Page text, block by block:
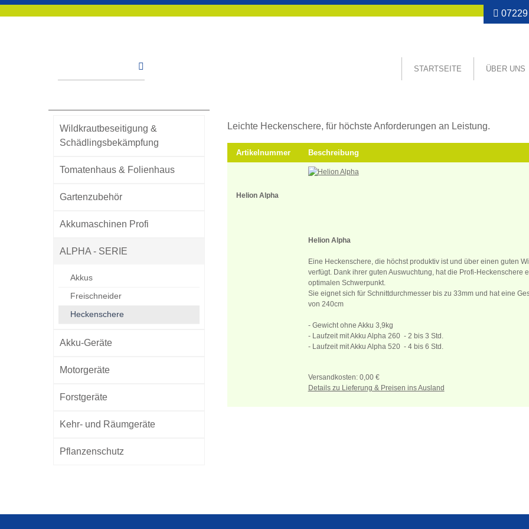
STARTSEITE ÜBER UNS
Wildkrautbeseitigung &
Schädlingsbekämpfung
Tomatenhaus & Folienhaus
Gartenzubehör
Akkumaschinen Profi
ALPHA - SERIE
Akkus
Freischneider
Heckenschere
Akku-Geräte
Motorgeräte
Forstgeräte
Kehr- und Räumgeräte
Pflanzenschutz
Leichte Heckenschere, für höchste Anforderungen an Leistung.
Artikelnummer Beschreibung
Helion Alpha
Helion Alpha
Eine Heckenschere, die höchst produktiv ist und über einen guten
verfügt. Dank ihrer guten Auswuchtung, hat die Profi-Heckenschere
optimalen Schwerpunkt.
Sie eignet sich für Schnittdurchmesser bis zu 33mm und hat eine
von 240cm
- Gewicht ohne Akku 3,9kg
- Laufzeit mit Akku Alpha 260 - 2 bis 3 Std.
- Laufzeit mit Akku Alpha 520 - 4 bis 6 Std.
Versandkosten: 0,00 €
Details zu Lieferung & Preisen ins Ausland